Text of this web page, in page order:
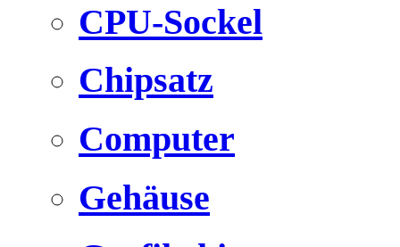
CPU-Sockel
Chipsatz
Computer
Gehäuse